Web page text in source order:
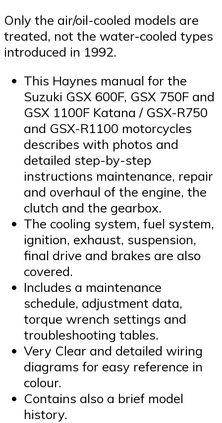
Only the air/oil-cooled models are
treated, not the water-cooled types
introduced in 1992.
This Haynes manual for the
Suzuki GSX 600F, GSX 750F and
GSX 1100F Katana / GSX-R750
and GSX-R1100 motorcycles
describes with photos and
detailed step-by-step
instructions maintenance, repair
and overhaul of the engine, the
clutch and the gearbox.
The cooling system, fuel system,
ignition, exhaust, suspension,
final drive and brakes are also
covered.
Includes a maintenance
schedule, adjustment data,
torque wrench settings and
troubleshooting tables.
Very Clear and detailed wiring
diagrams for easy reference in
colour.
Contains also a brief model
history.